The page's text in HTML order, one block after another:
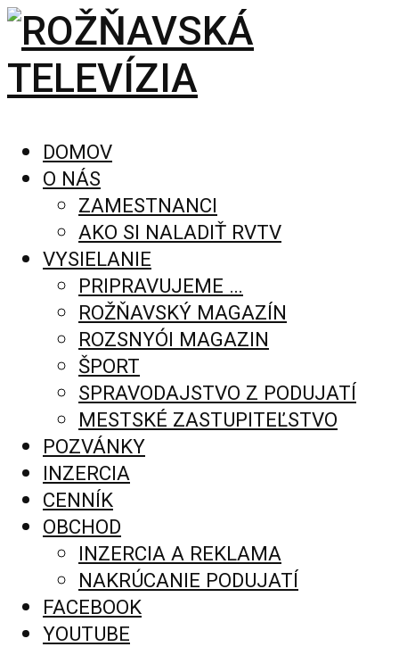
DOMOV
O NÁS
ZAMESTNANCI
AKO SI NALADIŤ RVTV
VYSIELANIE
PRIPRAVUJEME …
ROŽŇAVSKÝ MAGAZÍN
ROZSNYÓI MAGAZIN
ŠPORT
SPRAVODAJSTVO Z PODUJATÍ
MESTSKÉ ZASTUPITEĽSTVO
POZVÁNKY
INZERCIA
CENNÍK
OBCHOD
INZERCIA A REKLAMA
NAKRÚCANIE PODUJATÍ
FACEBOOK
YOUTUBE